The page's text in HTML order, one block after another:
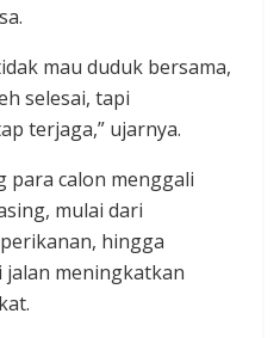
mau duduk bersama,
selesai, tapi
terjaga,” ujarnya.
para calon menggali
mulai dari
hingga
jalan meningkatkan